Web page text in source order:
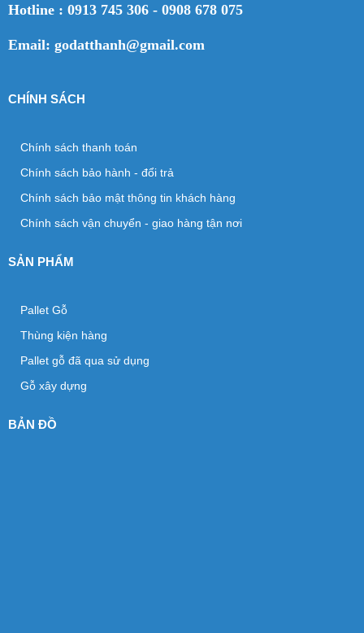
Hotline : 0913 745 306 - 0908 678 075
Email: godatthanh@gmail.com
CHÍNH SÁCH
Chính sách thanh toán
Chính sách bảo hành - đổi trả
Chính sách bảo mật thông tin khách hàng
Chính sách vận chuyển - giao hàng tận nơi
SẢN PHẨM
Pallet Gỗ
Thùng kiện hàng
Pallet gỗ đã qua sử dụng
Gỗ xây dựng
BẢN ĐỒ